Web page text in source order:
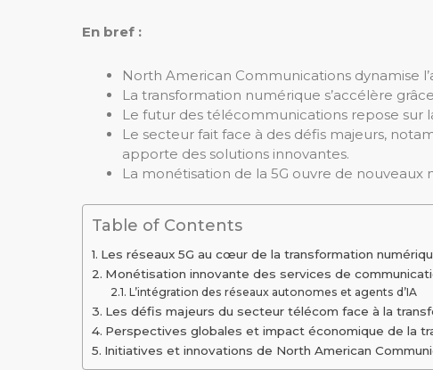
En bref :
North American Communications dynamise
La transformation numérique s’accélère
Le futur des télécommunications repose sur
Le secteur fait face à des défis majeurs,
apporte des solutions innovantes.
La monétisation de la 5G ouvre de
Table of Contents
Les réseaux 5G au cœur de la transformation
Monétisation innovante des services de
L’intégration des réseaux autonomes et agents d’IA
Les défis majeurs du secteur télécom face à la
Perspectives globales et impact économique de la
Initiatives et innovations de North American